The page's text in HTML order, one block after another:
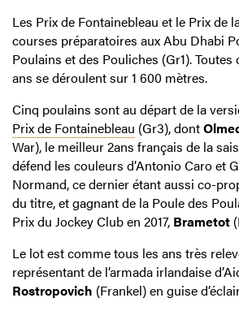
Les Prix de Fontainebleau et le Prix de
courses préparatoires aux Abu Dhabi
Poulains et des Pouliches (Gr1).
ans se déroulent sur 1 600 mètres.
Cinq poulains sont au départ de la
Prix de Fontainebleau (Gr3), dont
War), le meilleur 2ans français de la
défend les couleurs d’Antonio Caro et
Normand, ce dernier étant aussi co-
du titre, et gagnant de la Poule des
Prix du Jockey Club en 2017, Brametot
Le lot est comme tous les ans très
représentant de l’armada irlandaise
Rostropovich (Frankel) en guise